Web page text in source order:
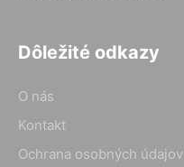
Dôležité odkazy
O nás
Kontakt
Ochrana osobných údajov